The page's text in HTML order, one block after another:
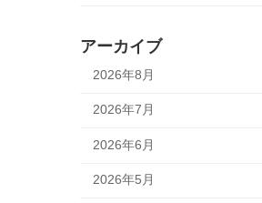
アーカイブ
2026年8月
2026年7月
2026年6月
2026年5月